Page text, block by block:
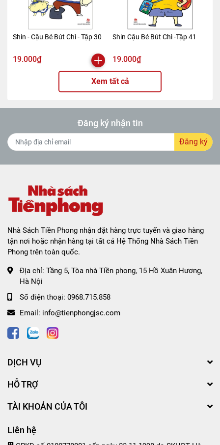
Shin - Cậu Bé Bút Chì - Tập 30
19.000₫
Shin Cậu Bé Bút Chì -Tập 41
19.000₫
Xem tất cả
Đăng ký nhận tin
Đăng ký
Nhà Sách Tiền Phong nhận đặt hàng trực tuyến và giao hàng
tận nơi hoặc nhận hàng tại tất cả Hệ Thống Nhà Sách Tiền
Phong trên toàn quốc.
Địa chỉ: Tầng 5, Tòa nhà Tiền phong, 15 Hồ Xuân Hương,
Hà Nội
Số điện thoại: 0968.715.858
Email: info@tienphongjsc.com
DỊCH VỤ
HỖ TRỢ
TÀI KHOẢN CỦA TÔI
Liên hệ